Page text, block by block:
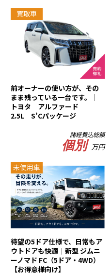
買取車
前オーナーの使い方が、その
まま残っている一台です。｜
トヨタ アルファード
2.5L S’Cパッケージ
諸経費込総額
個別 万円
未使用車
待望の5ドア仕様で、日常もア
ウトドアも快適｜新型 ジムニ
ーノマド FC（5ドア・4WD）
【お得意様向け】